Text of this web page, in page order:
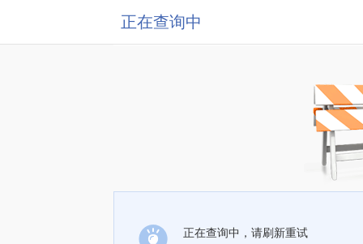
正在查询中
正在查询中，请刷新重试